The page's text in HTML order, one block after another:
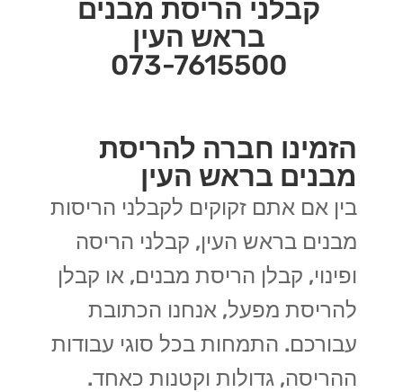
קבלני הריסת מבנים
בראש העין
073-7615500
הזמינו חברה להריסת
מבנים בראש העין
בין אם אתם זקוקים לקבלני הריסות
מבנים בראש העין, קבלני הריסה
ופינוי, קבלן הריסת מבנים, או קבלן
להריסת מפעל, אנחנו הכתובת
עבורכם. התמחות בכל סוגי עבודות
ההריסה, גדולות וקטנות כאחד.